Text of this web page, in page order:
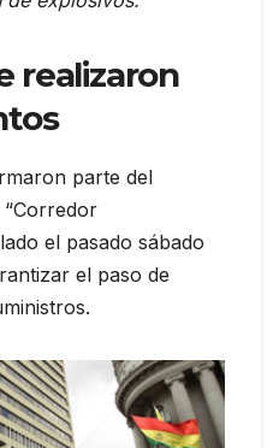
realizaron
parte del
el pasado sábado
el paso de